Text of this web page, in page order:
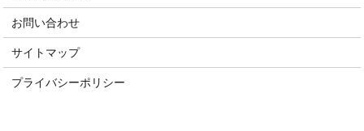
お問い合わせ
サイトマップ
プライバシーポリシー